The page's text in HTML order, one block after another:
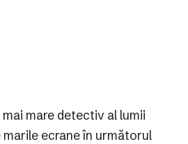
mare detectiv al lumii
ecrane în următorul